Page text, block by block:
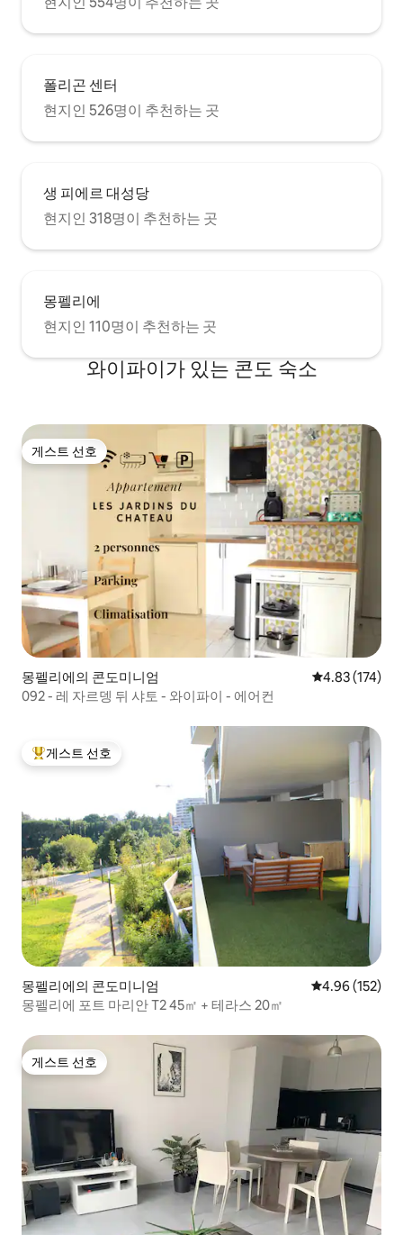
폴리곤 센터
현지인 526명이 추천하는 곳
생 피에르 대성당
현지인 318명이 추천하는 곳
몽펠리에
현지인 110명이 추천하는 곳
와이파이가 있는 콘도 숙소
게스트 선호
게스트 선호
몽펠리에의 콘도미니엄 평점 4.83점(5
4.83 (174)
092 - 레 자르뎅 뒤 샤토 - 와이파이 - 에어컨
상위 게스트 선호
게스트 선호
몽펠리에의 콘도미니엄 평점 4.96점(5
4.96 (152)
몽펠리에 포트 마리안 T2 45㎡ + 테라스 20㎡
게스트 선호
게스트 선호